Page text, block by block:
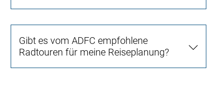
Gibt es vom ADFC empfohlene
Radtouren für meine Reiseplanung?